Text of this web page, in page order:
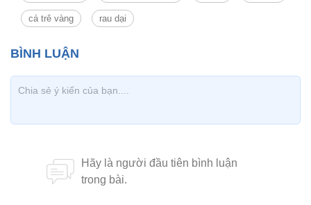
cá trê vàng rau dại